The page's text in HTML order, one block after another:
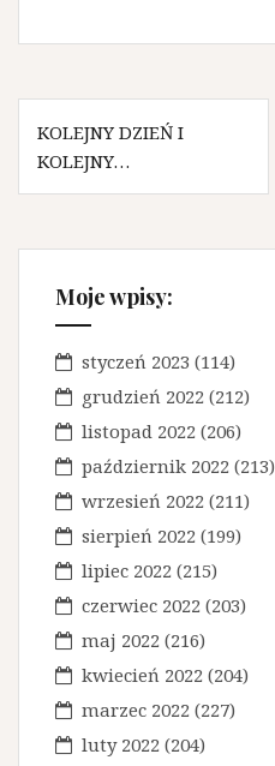
N
a
i
KOLEJNY DZIEŃ I
KOLEJNY…
Moje wpisy:
styczeń 2023 (114)
grudzień 2022 (212)
listopad 2022 (206)
październik 2022 (213)
wrzesień 2022 (211)
sierpień 2022 (199)
lipiec 2022 (215)
czerwiec 2022 (203)
maj 2022 (216)
kwiecień 2022 (204)
marzec 2022 (227)
luty 2022 (204)